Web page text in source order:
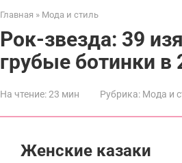
Главная » Мода и стиль
Рок-звезда: 39
грубые ботинки в
На чтение:23 мин Рубрика: Мода и
Женские казаки